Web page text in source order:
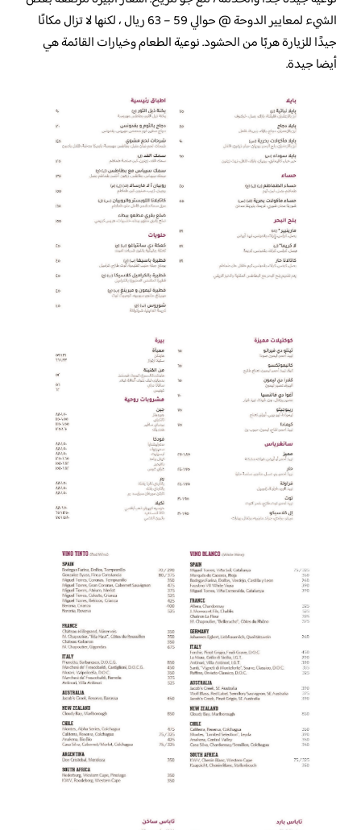
الشيء لمعايير الدوحة @ حوالي 59 – 63 ريال ، لكنها لا تزال مكانًا
جيدًا للزيارة هربًا من الحشود. نوعية الطعام وخيارات القائمة هي
أيضا جيدة.